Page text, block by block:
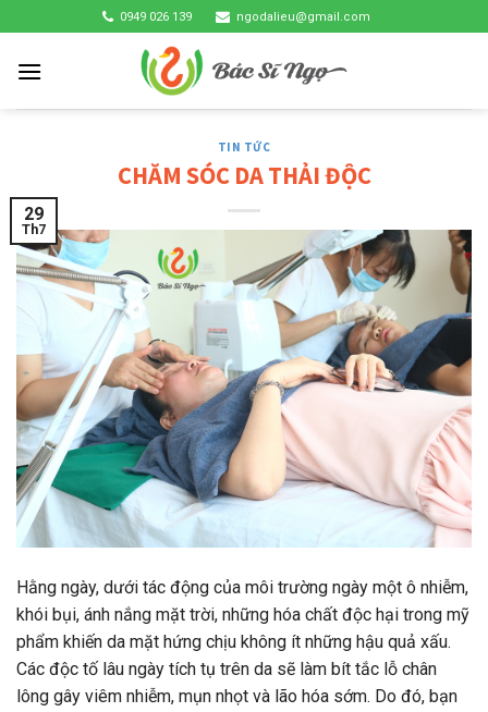
to
content
0949 026 139 ngodalieu@gmail.com
TIN TỨC
CHĂM SÓC DA THẢI ĐỘC
29
Th7
Hằng ngày, dưới tác động của môi trường ngày một ô nhiễm,
khói bụi, ánh nắng mặt trời, những hóa chất độc hại trong mỹ
phẩm khiến da mặt hứng chịu không ít những hậu quả xấu.
Các độc tố lâu ngày tích tụ trên da sẽ làm bít tắc lỗ chân
lông gây viêm nhiễm, mụn nhọt và lão hóa sớm. Do đó, bạn